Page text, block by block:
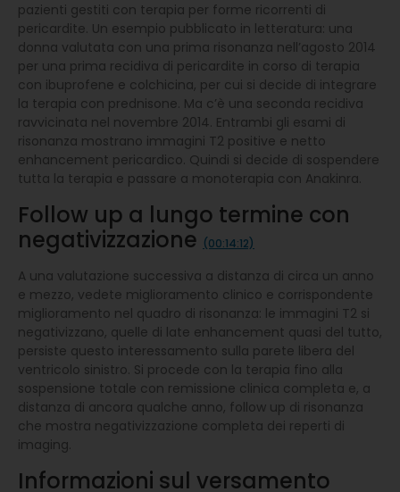
pazienti gestiti con terapia per forme ricorrenti di
pericardite. Un esempio pubblicato in letteratura: una
donna valutata con una prima risonanza nell’agosto 2014
per una prima recidiva di pericardite in corso di terapia
con ibuprofene e colchicina, per cui si decide di integrare
la terapia con prednisone. Ma c’è una seconda recidiva
ravvicinata nel novembre 2014. Entrambi gli esami di
risonanza mostrano immagini T2 positive e netto
enhancement pericardico. Quindi si decide di sospendere
tutta la terapia e passare a monoterapia con Anakinra.
Follow up a lungo termine con
negativizzazione (00:14:12)
A una valutazione successiva a distanza di circa un anno
e mezzo, vedete miglioramento clinico e corrispondente
miglioramento nel quadro di risonanza: le immagini T2 si
negativizzano, quelle di late enhancement quasi del tutto,
persiste questo interessamento sulla parete libera del
ventricolo sinistro. Si procede con la terapia fino alla
sospensione totale con remissione clinica completa e, a
distanza di ancora qualche anno, follow up di risonanza
che mostra negativizzazione completa dei reperti di
imaging.
Informazioni sul versamento